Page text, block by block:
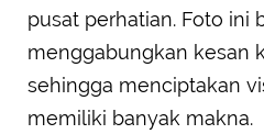
pusat perhatian. Foto ini
menggabungkan kesan
sehingga menciptakan
memiliki banyak makna.